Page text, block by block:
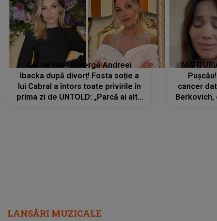
Cât de bine îi merge Andreei
Ibacka după divorț! Fosta soție a
lui Cabral a întors toate privirile în
prima zi de UNTOLD: „Parcă ai altă
cancer
Berkovich,
LANSĂRI MUZICALE